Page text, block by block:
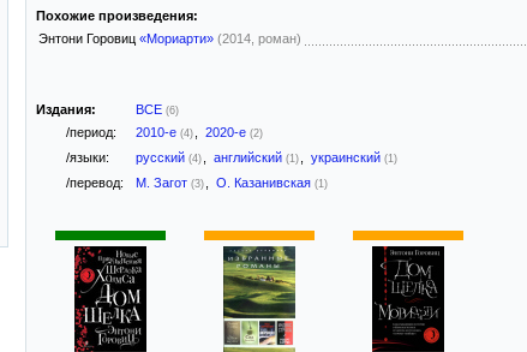
Похожие произведения:
Энтони Горовиц «Мориарти» (2014, роман)
Издания: ВСЕ (6)
/период: 2010-е (4) 2020-е (2)
/языки: русский (4) английский (1) украинский (1)
/перевод: М. Загот (3) О. Казанивская (1)